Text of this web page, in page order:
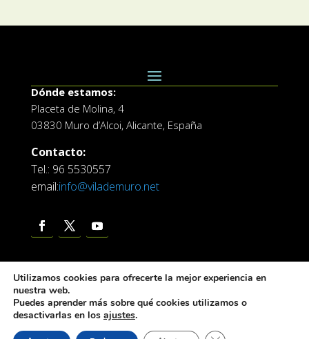
Dónde estamos:
Placeta de Molina, 4
03830 Muro d’Alcoi, Alicante, España
Contacto:
Tel.: 96 5530557
email:info@vilademuro.net
Web desarrollada por el Servicio de Informatica de
Diputación de Alicante
Utilizamos cookies para ofrecerte la mejor experiencia en
nuestra web.
Puedes aprender más sobre qué cookies utilizamos o
desactivarlas en los ajustes.